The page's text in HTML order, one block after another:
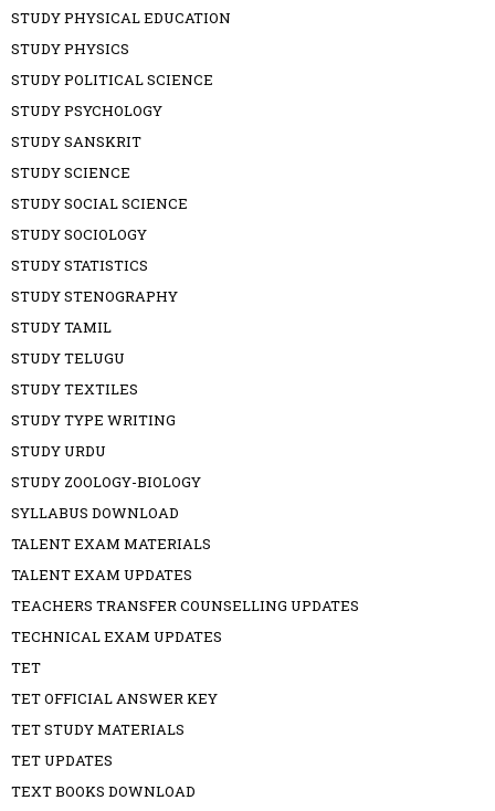
STUDY PHYSICAL EDUCATION
STUDY PHYSICS
STUDY POLITICAL SCIENCE
STUDY PSYCHOLOGY
STUDY SANSKRIT
STUDY SCIENCE
STUDY SOCIAL SCIENCE
STUDY SOCIOLOGY
STUDY STATISTICS
STUDY STENOGRAPHY
STUDY TAMIL
STUDY TELUGU
STUDY TEXTILES
STUDY TYPE WRITING
STUDY URDU
STUDY ZOOLOGY-BIOLOGY
SYLLABUS DOWNLOAD
TALENT EXAM MATERIALS
TALENT EXAM UPDATES
TEACHERS TRANSFER COUNSELLING UPDATES
TECHNICAL EXAM UPDATES
TET
TET OFFICIAL ANSWER KEY
TET STUDY MATERIALS
TET UPDATES
TEXT BOOKS DOWNLOAD